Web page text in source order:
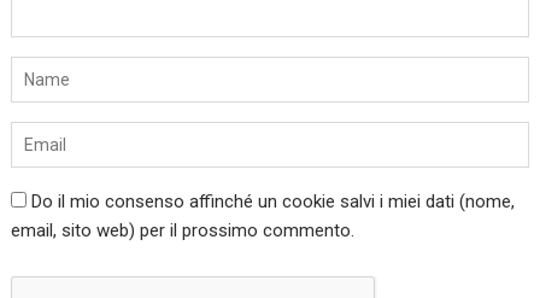
Do il mio consenso affinché un cookie salvi i miei dati (nome,
email, sito web) per il prossimo commento.